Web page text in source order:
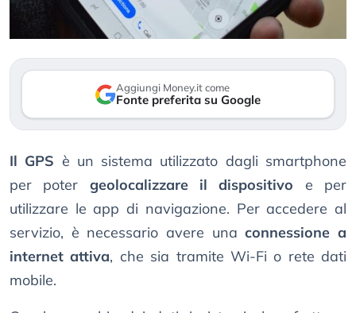
Aggiungi Money.it come
Fonte preferita su Google
Il GPS è un sistema utilizzato dagli smartphone
per poter geolocalizzare il dispositivo e per
utilizzare le app di navigazione. Per accedere al
servizio, è necessario avere unaconnessione a
internet attiva, che sia tramite Wi-Fi o rete dati
mobile.